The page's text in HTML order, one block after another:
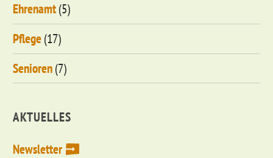
Ehrenamt(5)
Pflege(17)
Senioren(7)
AKTUELLES
Newsletter